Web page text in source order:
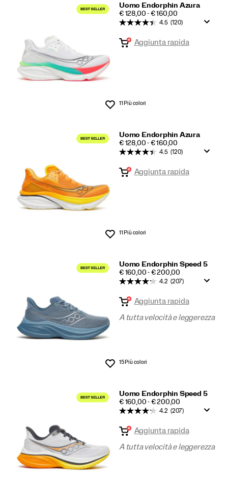
Uomo Endorphin Azura
PRICE
€ 128,00 - € 160,00
Lista dei desideri
4.5 (120)
Aggiunta rapida
11 Più colori
Uomo Endorphin Azura
PRICE
€ 128,00 - € 160,00
Lista dei desideri
4.5 (120)
Aggiunta rapida
11 Più colori
Uomo Endorphin Speed 5
PRICE
€ 160,00 - € 200,00
Lista dei desideri
4.2 (207)
Aggiunta rapida
A tutta velocità e leggerezza
15 Più colori
Uomo Endorphin Speed 5
PRICE
€ 160,00 - € 200,00
4.2 (207)
Aggiunta rapida
A tutta velocità e leggerezza